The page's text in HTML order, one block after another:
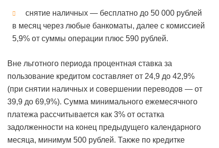
снятие наличных — бесплатно до 50 000 рублей
в месяц через любые банкоматы, далее с комиссией
5,9% от суммы операции плюс 590 рублей.
Вне льготного периода процентная ставка за
пользование кредитом составляет от 24,9 до 42,9%
(при снятии наличных и совершении переводов — от
39,9 до 69,9%). Сумма минимального ежемесячного
платежа рассчитывается как 3% от остатка
задолженности на конец предыдущего календарного
месяца, минимум 500 рублей. Также по кредитке